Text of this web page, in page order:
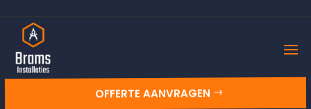
OFFERTE AANVRAGEN